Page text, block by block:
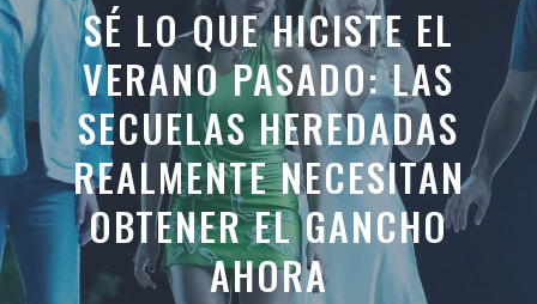
SÉ LO QUE HICISTE EL
VERANO PASADO: LAS
SECUELAS HEREDADAS
REALMENTE NECESITAN
OBTENER EL GANCHO
AHORA